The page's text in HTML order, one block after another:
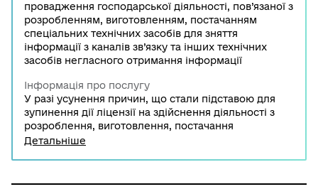
провадження господарської діяльності, пов’язаної з
розробленням, виготовленням, постачанням
спеціальних технічних засобів для зняття
інформації з каналів зв’язку та інших технічних
засобів негласного отримання інформації
Інформація про послугу
У разі усунення причин, що стали підставою для
зупинення дії ліцензії на здійснення діяльності з
розроблення, виготовлення, постачання
спеціальних технічних засобів для зняття
Детальніше